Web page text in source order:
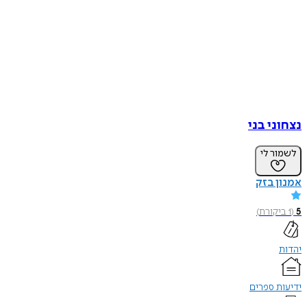
נצחוני בני
לשמור לי
אמנון בזק
5
(
1ביקורת)
יהדות
ידיעות ספרים